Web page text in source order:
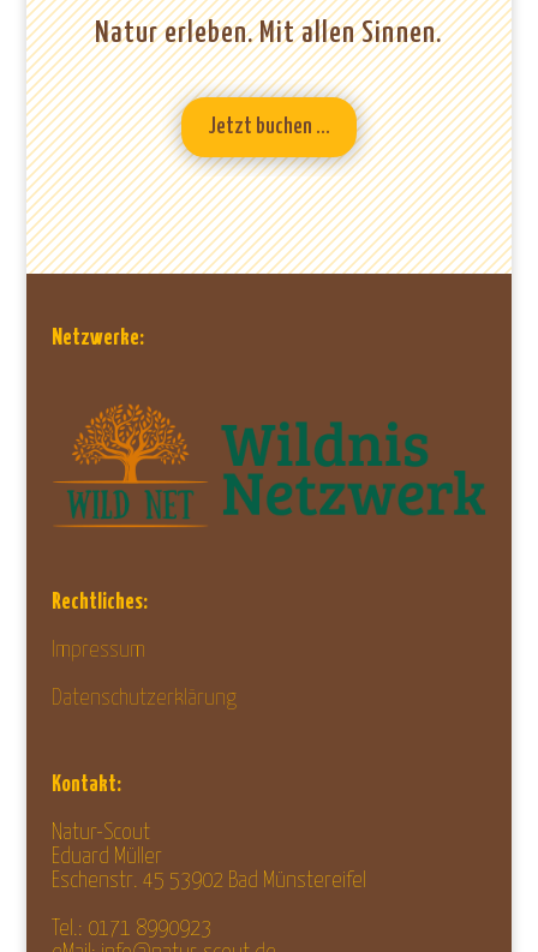
Natur erleben. Mit allen Sinnen.
Jetzt buchen ...
Netzwerke:
Rechtliches:
Impressum
Datenschutzerklärung
Kontakt:
Natur-Scout
Eduard Müller
Eschenstr. 45 53902 Bad Münstereifel
Tel.: 0171 8990923